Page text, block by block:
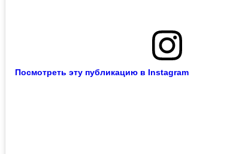
Посмотреть эту публикацию в Instagram